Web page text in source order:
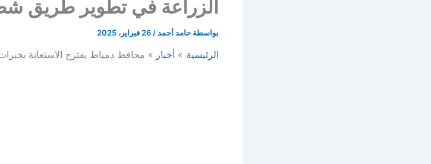
الزراعة في تطوير طريق
بواسطة حامد أحمد/26 فبراير، 2025
الرئيسية أخبار محافظ دمياط يقترح الاستعانة